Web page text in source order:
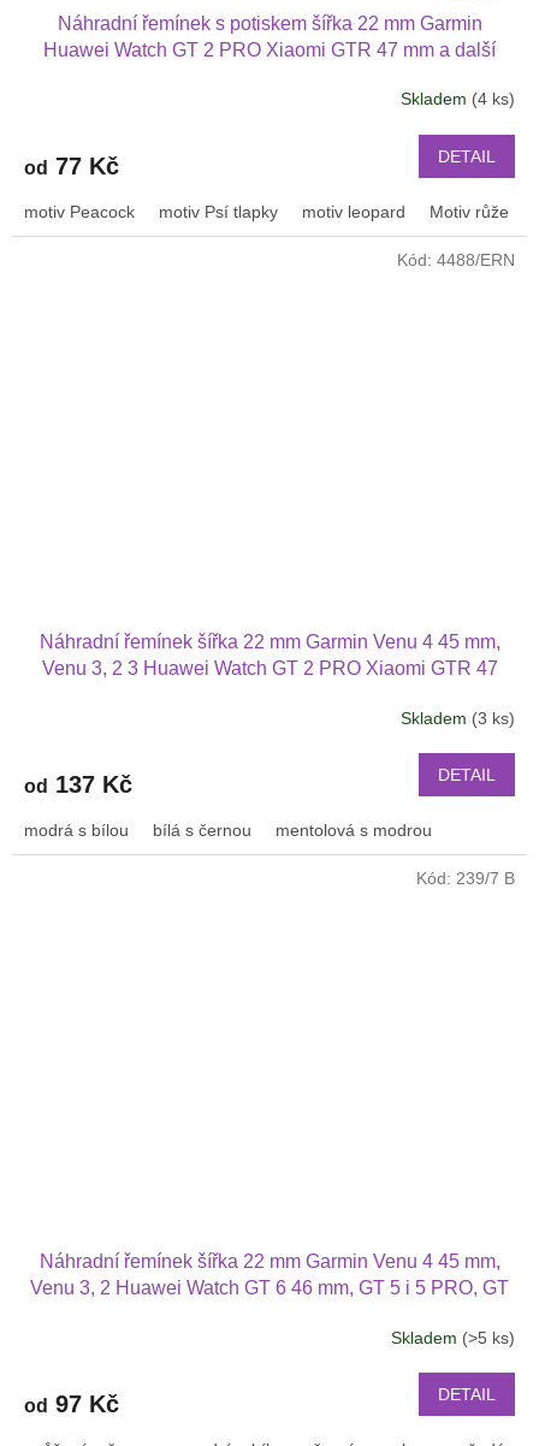
Náhradní řemínek s potiskem šířka 22 mm Garmin
Huawei Watch GT 2 PRO Xiaomi GTR 47 mm a další
Skladem (4 ks)
od 77 Kč DETAIL
motiv Peacock motiv Psí tlapky motiv leopard Motiv růže
Náhradní řemínek šířka 22 mm Garmin Venu 4 45 mm,
Venu 3, 2 3 Huawei Watch GT 2 PRO Xiaomi GTR 47
Skladem (3 ks)
od 137 Kč DETAIL
modrá s bílou bílá s černou mentolová s modrou
Kód: 4488/ERN
Náhradní řemínek šířka 22 mm Garmin Venu 4 45 mm,
Venu 3, 2 Huawei Watch GT 6 46 mm, GT 5 i 5 PRO, GT
je
Skladem (>5 ks)
od 97 Kč DETAIL
Kód: 239/7 B